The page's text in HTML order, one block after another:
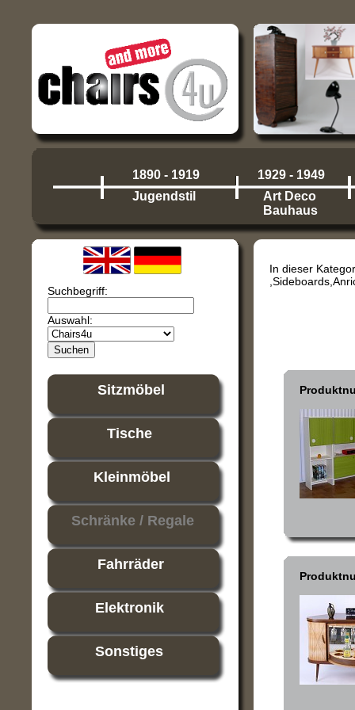
1890 - 1919
Jugendstil
1929 - 1949
Art Deco
Bauhaus
Suchbegriff:
Auswahl:
Sitzmöbel
Tische
Kleinmöbel
Schränke / Regale
Fahrräder
Elektronik
Sonstiges
In dieser